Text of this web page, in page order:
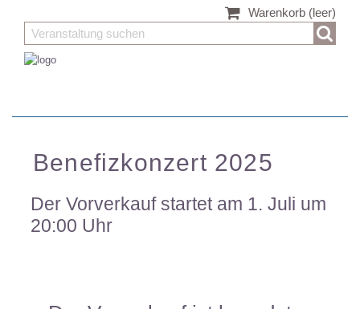
Warenkorb (leer)
Benefizkonzert 2025
Der Vorverkauf startet am 1. Juli um
20:00 Uhr